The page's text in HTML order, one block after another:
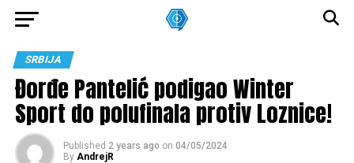
SRBIJA
Đorđe Pantelić podigao Winter
Sport do polufinala protiv Loznice!
Published 2 years ago on 04/05/2024
By AndrejR